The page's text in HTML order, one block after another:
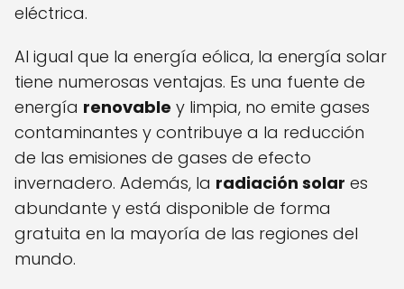
eléctrica.
Al igual que la energía eólica, la energía solar
tiene numerosas ventajas. Es una fuente de
energía renovable y limpia, no emite gases
contaminantes y contribuye a la reducción
de las emisiones de gases de efecto
invernadero. Además, la radiación solar es
abundante y está disponible de forma
gratuita en la mayoría de las regiones del
mundo.